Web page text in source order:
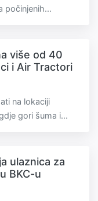
počinjenih...
više od 40
i Air Tractori
na lokaciji
gori šuma i...
ulaznica za
BKC-u